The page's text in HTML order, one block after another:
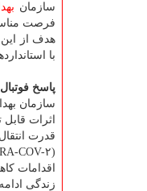
سازمان
فرصت
با
پاسخ فوتبال
اثرات
قدرت
(SARA-COV-۲) و شدت بیماری آن موجب افزایش میزان کشندگی و عوارض جانبی در مقایسه با سایر عفونت های تنفسی شده است.
اقدامات
زندگی